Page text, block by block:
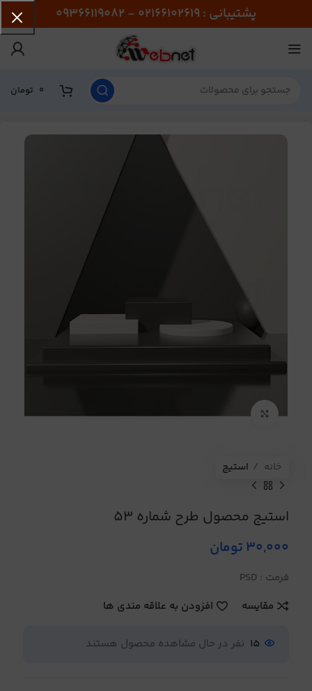
پشتیبانی : 02166102619 - 09366119082
0 تومان
برای بزرگنمایی کلیک کنید
خانه استیج
استیج محصول طرح شماره 53
30,000تومان
فرمت : PSD
مقایسه
افزودن به علاقه مندی ها
15 نفر در حال مشاهده محصول هستند